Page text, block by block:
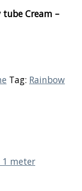
Cream –
Tag: Rainbow
1 meter